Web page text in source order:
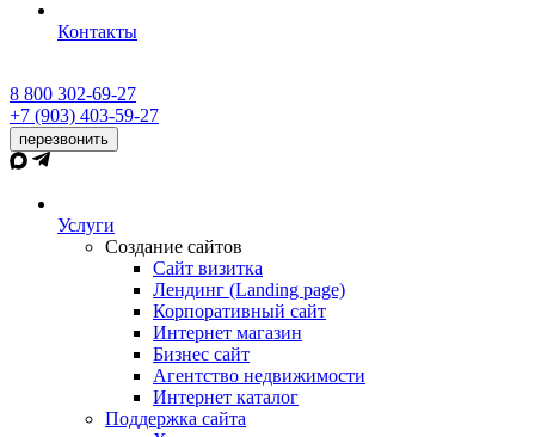
Контакты
8 800 302-69-27
+7 (903) 403-59-27
перезвонить
Услуги
Создание сайтов
Сайт визитка
Лендинг (Landing page)
Корпоративный сайт
Интернет магазин
Бизнес сайт
Агентство недвижимости
Интернет каталог
Поддержка сайта